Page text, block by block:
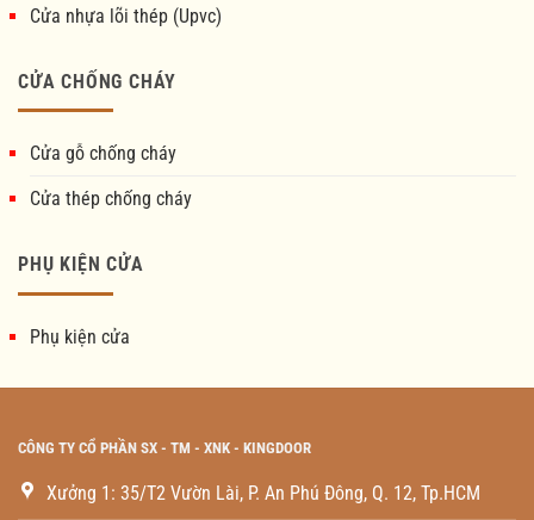
Cửa nhựa lõi thép (Upvc)
CỬA CHỐNG CHÁY
Cửa gỗ chống cháy
Cửa thép chống cháy
PHỤ KIỆN CỬA
Phụ kiện cửa
CÔNG TY CỔ PHẦN SX - TM - XNK - KINGDOOR
Xưởng 1: 35/T2 Vườn Lài, P. An Phú Đông, Q. 12, Tp.HCM